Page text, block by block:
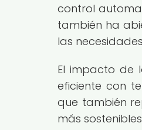
control
también ha
las
El impacto de
eficiente con
que también
más